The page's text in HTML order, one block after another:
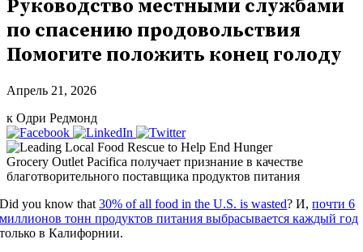
Руководство местными службами
по спасению продовольствия
Помогите положить конец голоду
Апрель 21, 2026
к Одри Редмонд
Grocery Outlet Pacifica получает признание в качестве
благотворительного поставщика продуктов питания
Did you know that30% of all food in the U.S. is wasted? И,почти 6
миллионов тонн продуктов питания выбрасывается каждый год
только в Калифорнии.